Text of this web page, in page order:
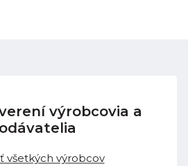
výrobcovia a
všetkých výrobcov